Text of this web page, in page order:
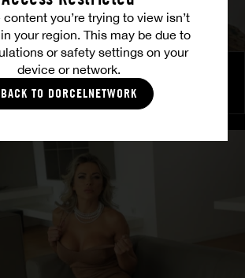
content you’re trying to view isn’t
your region. This may be due to
or safety settings on your
device or network.
BACK TO DORCELNETWORK
MELLA| BONNNIE BLONDE